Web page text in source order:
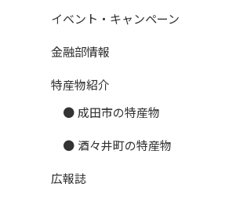
イベント・キャンペーン
金融部情報
特産物紹介
成田市の特産物
酒々井町の特産物
広報誌